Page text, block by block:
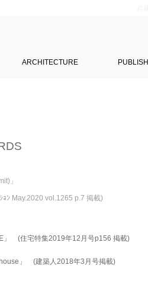
ARCHITECTURE PUBLISH
」
May.2020 vol.1265 p.7 掲載)
」 (住宅特集2019年12月号p156 掲載)
」 (建築人2018年3月号掲載)